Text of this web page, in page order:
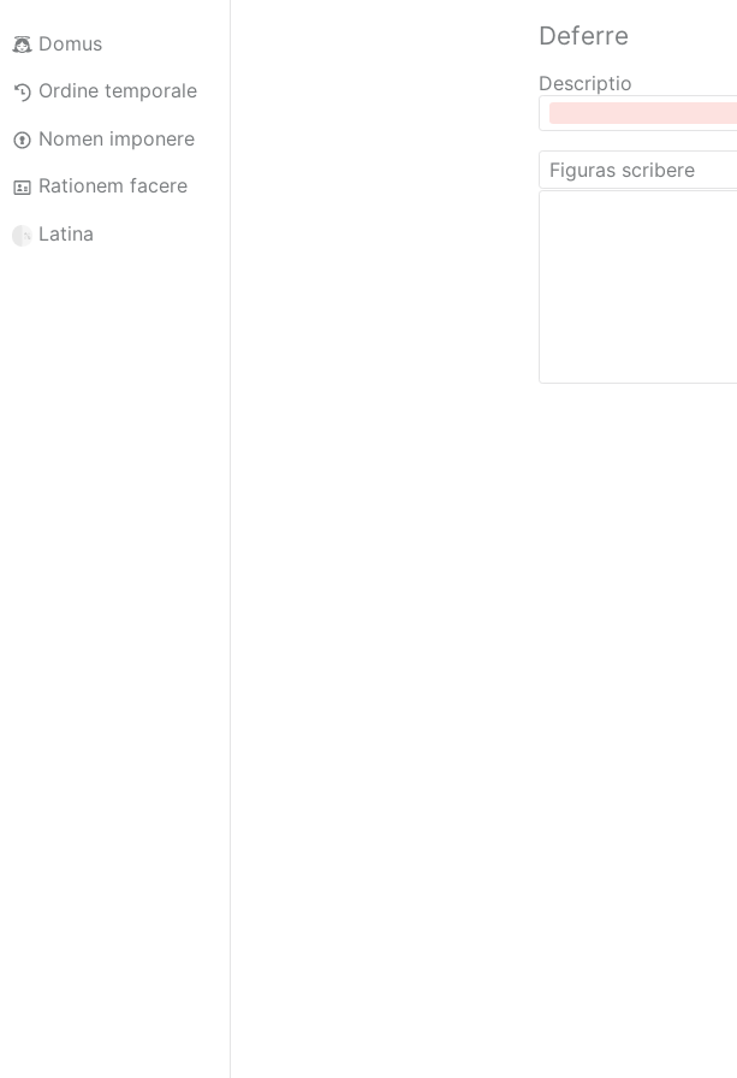
Domus
Ordine temporale
Nomen imponere
Rationem facere
Latina
Deferre
Descriptio